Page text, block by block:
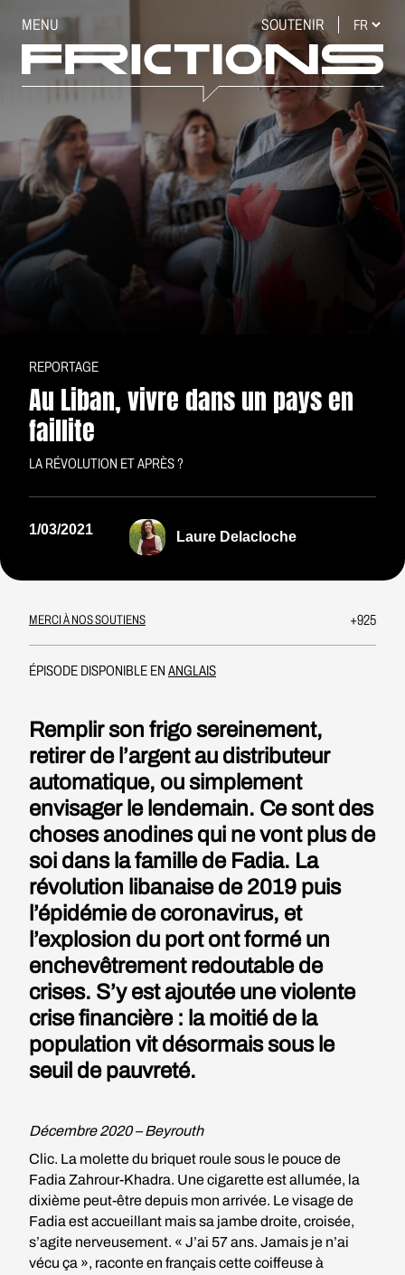
MENU SOUTENIR
REPORTAGE
Au Liban, vivre dans un pays en
faillite
LA RÉVOLUTION ET APRÈS ?
1/03/2021 Laure Delacloche
MERCI À NOS SOUTIENS +925
ÉPISODE DISPONIBLE EN ANGLAIS
Remplir son frigo sereinement,
retirer de l’argent au distributeur
automatique, ou simplement
envisager le lendemain. Ce sont des
choses anodines qui ne vont plus de
soi dans la famille de Fadia. La
révolution libanaise de 2019 puis
l’épidémie de coronavirus, et
l’explosion du port ont formé un
enchevêtrement redoutable de
crises. S’y est ajoutée une violente
crise financière : la moitié de la
population vit désormais sous le
seuil de pauvreté.
Décembre 2020 – Beyrouth
Clic. La molette du briquet roule sous le pouce de
Fadia Zahrour-Khadra. Une cigarette est allumée, la
dixième peut-être depuis mon arrivée. Le visage de
Fadia est accueillant mais sa jambe droite, croisée,
s’agite nerveusement. « J’ai 57 ans. Jamais je n’ai
vécu ça », raconte en français cette coiffeuse à